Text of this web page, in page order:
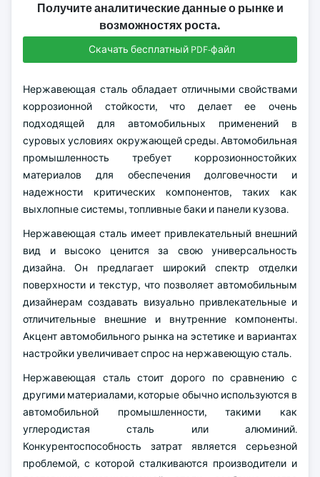
Получите аналитические данные о рынке и
возможностях роста.
Скачать бесплатный PDF-файл
Нержавеющая сталь обладает отличными свойствами
коррозионной стойкости, что делает ее очень
подходящей для автомобильных применений в
суровых условиях окружающей среды. Автомобильная
промышленность требует коррозионностойких
материалов для обеспечения долговечности и
надежности критических компонентов, таких как
выхлопные системы, топливные баки и панели кузова.
Нержавеющая сталь имеет привлекательный внешний
вид и высоко ценится за свою универсальность
дизайна. Он предлагает широкий спектр отделки
поверхности и текстур, что позволяет автомобильным
дизайнерам создавать визуально привлекательные и
отличительные внешние и внутренние компоненты.
Акцент автомобильного рынка на эстетике и вариантах
настройки увеличивает спрос на нержавеющую сталь.
Нержавеющая сталь стоит дорого по сравнению с
другими материалами, которые обычно используются в
автомобильной промышленности, такими как
углеродистая сталь или алюминий.
Конкурентоспособность затрат является серьезной
проблемой, с которой сталкиваются производители и